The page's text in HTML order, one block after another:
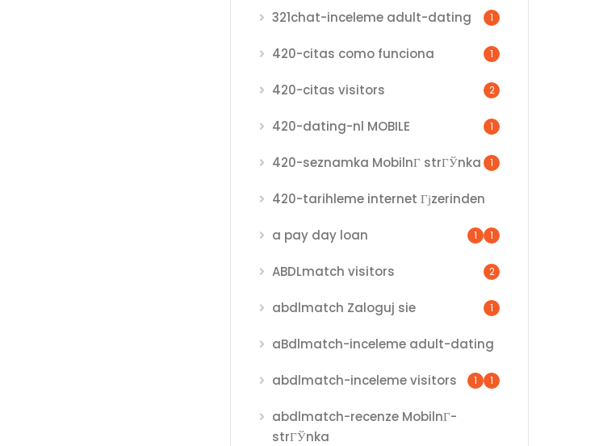
321chat-inceleme adult-dating 1
420-citas como funciona 1
420-citas visitors 2
420-dating-nl MOBILE 1
420-seznamka MobilnГ­ strГЎnka 1
420-tarihleme internet Гјzerinden
1
a pay day loan 1
ABDLmatch visitors 2
abdlmatch Zaloguj sie 1
aBdlmatch-inceleme adult-dating
1
abdlmatch-inceleme visitors 1
abdlmatch-recenze MobilnГ­
strГЎnka